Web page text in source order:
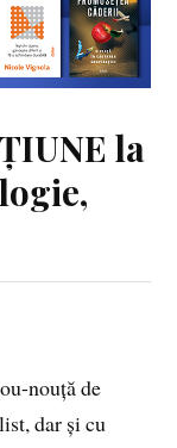
la
nouță de
dar și cu